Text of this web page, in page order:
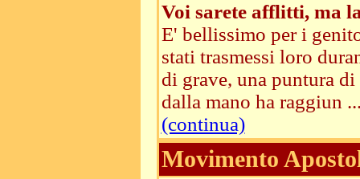
Voi sarete afflitti, ma
E' bellissimo per i
stati trasmessi loro
di grave, una puntura
dalla mano ha raggiun
(continua)
Movimento